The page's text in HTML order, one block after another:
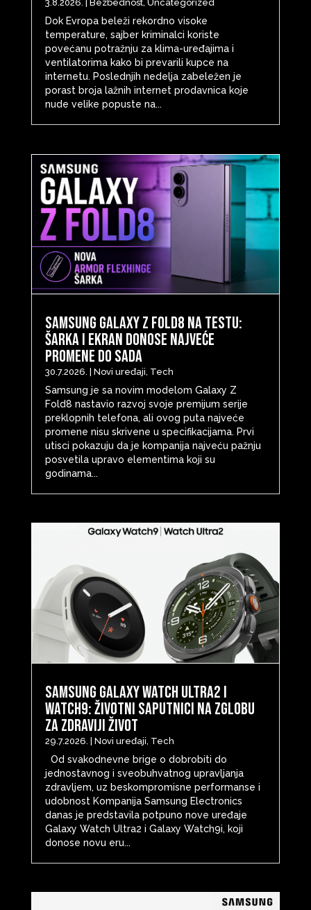
3.8.2026. Bezbednost, Uncategorized
Dok Evropa beleži rekordno visoke
temperature, sajber kriminalci koriste
povećanu potražnju za klima-uređajima i
ventilatorima kako bi prevarili kupce na
internetu. Poslednjih nedelja zabeležen je
porast broja lažnih internet prodavnica koje
nude velike popuste na...
Samsung Galaxy Z Fold8 na testu:
šarka i ekran donose najveće
promene do sada
30.7.2026. Novi uređaji, Tech
Samsung je sa novim modelom Galaxy Z
Fold8 nastavio razvoj svoje premijum serije
preklopnih telefona, ali ovog puta najveće
promene nisu skrivene u specifikacijama. Prvi
utisci pokazuju da je kompanija najveću pažnju
posvetila upravo elementima koji su
godinama...
Samsung Galaxy Watch Ultra2 i
Watch9: životni saputnici na zglobu
za zdraviji život
29.7.2026. Novi uređaji Tech
Od svakodnevne brige o dobrobiti do
jednostavnog i sveobuhvatnog upravljanja
zdravljem, uz beskompromisne performanse i
udobnost Kompanija Samsung Electronics
danas je predstavila potpuno nove uređaje
Galaxy Watch Ultra2 i Galaxy Watch9i, koji
donose novu eru...